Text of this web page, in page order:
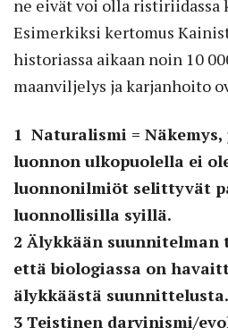
ne eivät voi olla ristiriidassa
Esimerkiksi kertomus
historiassa aikaan noin 10
maanviljelys ja karjanhoito
1 Naturalismi =
luonnon ulkopuolella ei
luonnonilmiöt selittyvät
luonnollisilla syillä.
2 Älykkään suunnitelman
että biologiassa on
älykkäästä suunnittelusta.
3 Teistinen darvinismi/